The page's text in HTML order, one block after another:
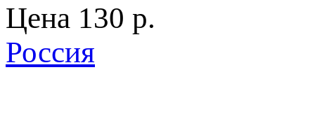
Цена 130 p.
Россия